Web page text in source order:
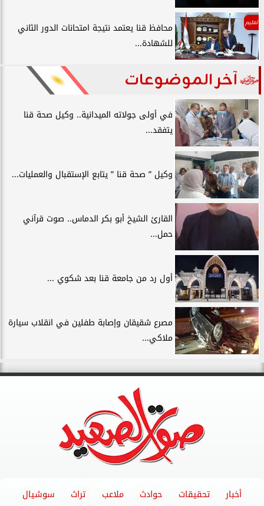
تعليم
محافظ قنا يعتمد نتيجة امتحانات الدور الثاني
للشهادة...
آخر الموضوعات
في أولى جولاته الميدانية.. وكيل صحة قنا
يتفقد...
وكيل ” صحة قنا ” يتابع الإستقبال والعمليات...
القارئ الشيخ أبو بكر الدماس.. صوت قرآني
حمل...
أول رد من جامعة قنا بعد شكوي ...
مصرع شقيقان وإصابة طفلين في انقلاب سيارة
ملاكي...
أخبار تحقيقات حوادث ملاعب تراث سوشيال